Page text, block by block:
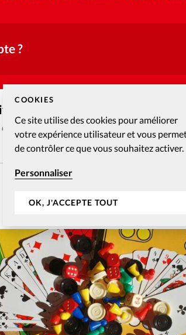
COOKIES
Ce site utilise des cookies pour améliorer
votre expérience utilisateur et vous
de contrôler ce que vous souhaitez activer.
Personnaliser
OK, J'ACCEPTE TOUT
?
articles web réservés aux abonnés pendant 14